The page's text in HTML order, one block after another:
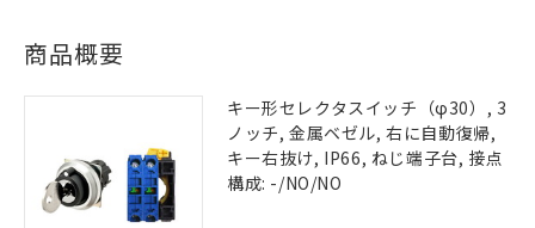
商品概要
キー形セレクタスイッチ（φ30）, 3
ノッチ, 金属ベゼル, 右に自動復帰,
キー右抜け, IP66, ねじ端子台, 接点
構成: -/NO/NO